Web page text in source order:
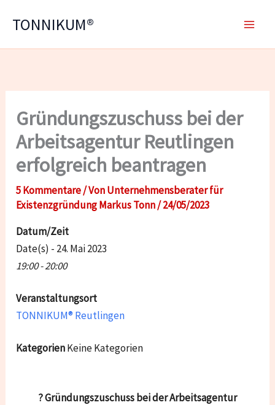
InhaltTONNIKUM®
Gründungszuschuss bei der
Arbeitsagentur Reutlingen
erfolgreich beantragen
5 Kommentare/ VonUnternehmensberater für
Existenzgründung Markus Tonn/24/05/2023
Datum/Zeit
Date(s) - 24. Mai 2023
19:00 - 20:00
Veranstaltungsort
TONNIKUM® Reutlingen
KategorienKeine Kategorien
? Gründungszuschuss bei der Arbeitsagentur